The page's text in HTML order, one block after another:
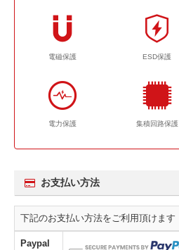
電磁保護 ESD保護
電力保護 集積回路保護
お支払い方法
下記のお支払い方法をご利用頂けます
Paypal